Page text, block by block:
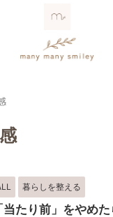
暮らしを整える
当たり前」をやめ